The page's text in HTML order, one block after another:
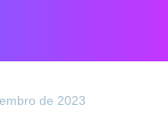
de 2023